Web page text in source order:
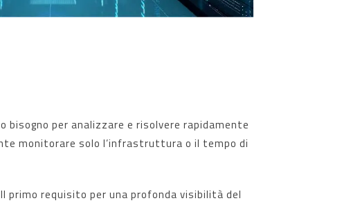
per analizzare e risolvere rapidamente
monitorare solo l’infrastruttura o il tempo di
requisito per una profonda visibilità del